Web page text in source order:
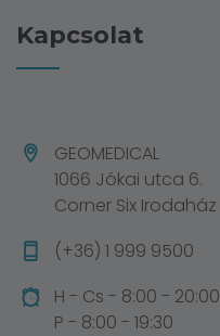
Kapcsolat
GEOMEDICAL
1066 Jókai utca 6.
Corner Six Irodaház
(+36) 1 999 9500
H - Cs - 8:00 - 20:00
P - 8:00 - 19:30